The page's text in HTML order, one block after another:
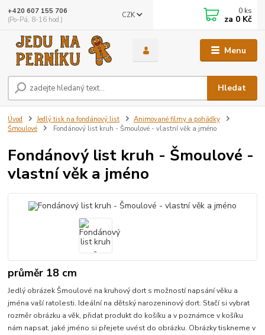
Menu
CZK
Hledat
+420 607 155 706
(Po-Pá, 8-16 hod.)
0 ks
za 0 Kč
Úvod Jedlý tisk na fondánový list
Animované filmy a pohádky
Šmoulové
Fondánový list kruh - Šmoulové - vlastní věk a jméno
Fondánový list kruh - Šmoulové -
vlastní věk a jméno
průměr 18 cm
Jedlý obrázek Šmoulové na kruhový dort s možností napsání věku a
jména vaší ratolesti. Ideální na dětský narozeninový dort. Stačí si vybrat
rozměr obrázku a věk, přidat produkt do košíku a v poznámce v košíku
nám napsat, jaké jméno si přejete uvést do obrázku. Obrázky tiskneme v